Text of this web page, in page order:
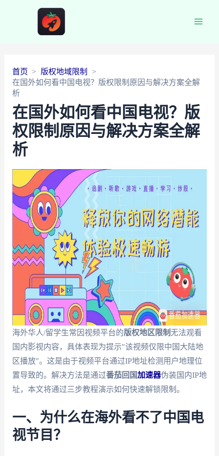
首页
版权地域限制
在国外如何看中国电视？版权限制原因与解决方案全解
析
在国外如何看中国电视？版
权限制原因与解决方案全解
析
海外华人/留学生常因视频平台的版权地区限制无法观看
国内影视内容，具体表现为提示"该视频仅限中国大陆地
区播放"。这是由于视频平台通过IP地址检测用户地理位
置导致的。解决方法是通过番茄回国加速器伪装国内IP地
址，本文将通过三步教程演示如何快速解锁限制。
一、为什么在海外看不了中国电
视节目？